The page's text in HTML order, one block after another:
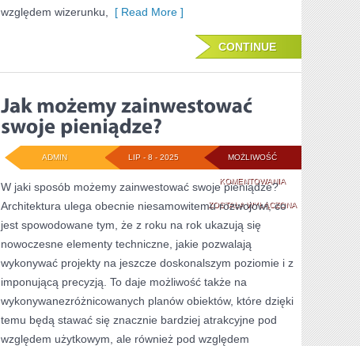
względem wizerunku,
[ Read More ]
CONTINUE
MOŻLIWOŚĆ
KOMENTOWANIAJAK
MOŻEMY
ZAINWESTOWAĆ
SWOJE
PIENIĄDZE?
ZOSTAŁA WYŁĄCZONA
LIP - 8 - 2025
ADMIN
W jaki sposób możemy zainwestować swoje pieniądze?
Architektura ulega obecnie niesamowitemu rozwojowi, co
jest spowodowane tym, że z roku na rok ukazują się
nowoczesne elementy techniczne, jakie pozwalają
wykonywać projekty na jeszcze doskonalszym poziomie i z
imponującą precyzją. To daje możliwość także na
wykonywanezróżnicowanych planów obiektów, które dzięki
temu będą stawać się znacznie bardziej atrakcyjne pod
względem użytkowym, ale również pod względem